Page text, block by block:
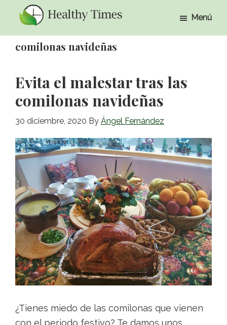
contenido
principal
la
barra
primaria
Healthy
Times
Healthy
Times
Menú
comilonas navideñas
Evita el malestar tras las
comilonas navideñas
30 diciembre, 2020 By Ángel Fernández
¿Tienes miedo de las comilonas que vienen
con el periodo festivo? Te damos unos